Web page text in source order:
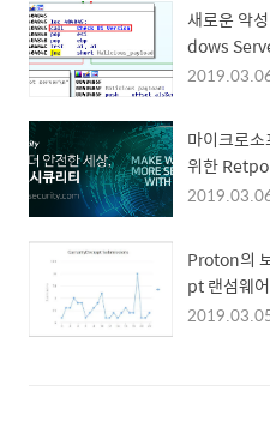
새로운 악
dows
마이크로
위한
Proton의
pt 랜섬웨